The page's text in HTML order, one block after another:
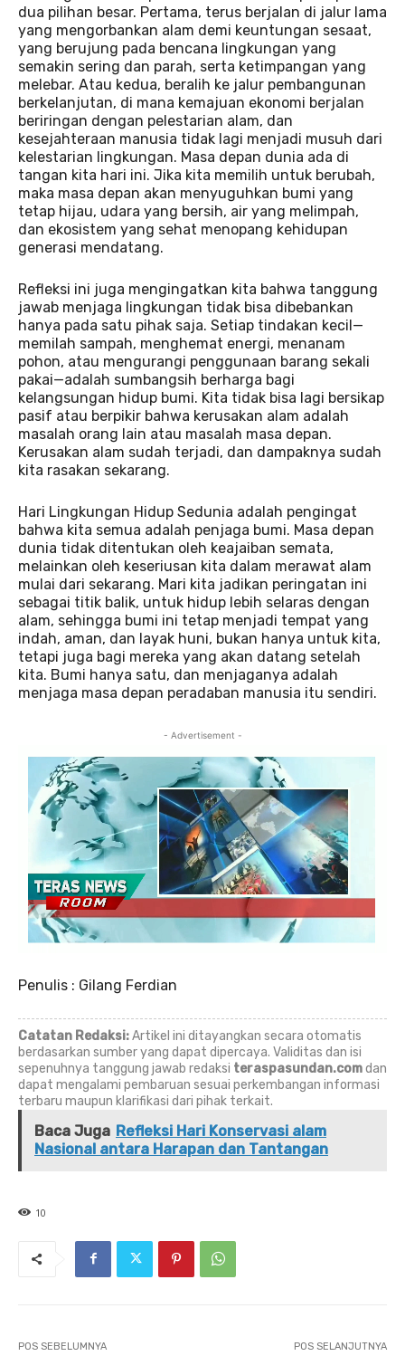
dua pilihan besar. Pertama, terus berjalan di jalur lama
yang mengorbankan alam demi keuntungan sesaat,
yang berujung pada bencana lingkungan yang
semakin sering dan parah, serta ketimpangan yang
melebar. Atau kedua, beralih ke jalur pembangunan
berkelanjutan, di mana kemajuan ekonomi berjalan
beriringan dengan pelestarian alam, dan
kesejahteraan manusia tidak lagi menjadi musuh dari
kelestarian lingkungan. Masa depan dunia ada di
tangan kita hari ini. Jika kita memilih untuk berubah,
maka masa depan akan menyuguhkan bumi yang
tetap hijau, udara yang bersih, air yang melimpah,
dan ekosistem yang sehat menopang kehidupan
generasi mendatang.
Refleksi ini juga mengingatkan kita bahwa tanggung
jawab menjaga lingkungan tidak bisa dibebankan
hanya pada satu pihak saja. Setiap tindakan kecil—
memilah sampah, menghemat energi, menanam
pohon, atau mengurangi penggunaan barang sekali
pakai—adalah sumbangsih berharga bagi
kelangsungan hidup bumi. Kita tidak bisa lagi bersikap
pasif atau berpikir bahwa kerusakan alam adalah
masalah orang lain atau masalah masa depan.
Kerusakan alam sudah terjadi, dan dampaknya sudah
kita rasakan sekarang.
Hari Lingkungan Hidup Sedunia adalah pengingat
bahwa kita semua adalah penjaga bumi. Masa depan
dunia tidak ditentukan oleh keajaiban semata,
melainkan oleh keseriusan kita dalam merawat alam
mulai dari sekarang. Mari kita jadikan peringatan ini
sebagai titik balik, untuk hidup lebih selaras dengan
alam, sehingga bumi ini tetap menjadi tempat yang
indah, aman, dan layak huni, bukan hanya untuk kita,
tetapi juga bagi mereka yang akan datang setelah
kita. Bumi hanya satu, dan menjaganya adalah
menjaga masa depan peradaban manusia itu sendiri.
- Advertisement -
Penulis : Gilang Ferdian
Catatan Redaksi:Artikel ini ditayangkan secara otomatis
berdasarkan sumber yang dapat dipercaya. Validitas dan isi
sepenuhnya tanggung jawab redaksi teraspasundan.comdan
dapat mengalami pembaruan sesuai perkembangan informasi
terbaru maupun klarifikasi dari pihak terkait.
Baca Juga Refleksi Hari Konservasi alam
Nasional antara Harapan dan Tantangan
10
POS SEBELUMNYA POS SELANJUTNYA